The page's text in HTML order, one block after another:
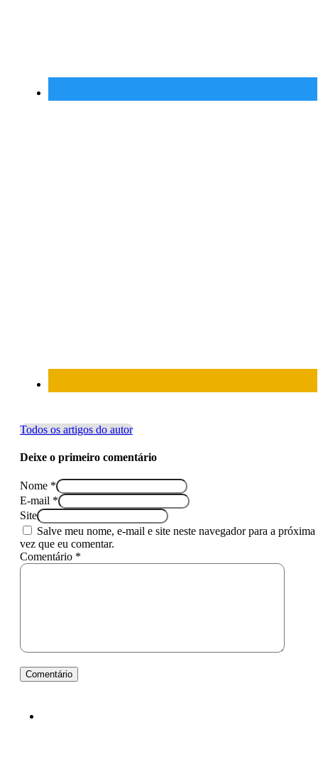
Todos os artigos do autor
Deixe o primeiro comentário
Nome *
E-mail *
Site
Salve meu nome, e-mail e site neste navegador para a próxima
vez que eu comentar.
Comentário *